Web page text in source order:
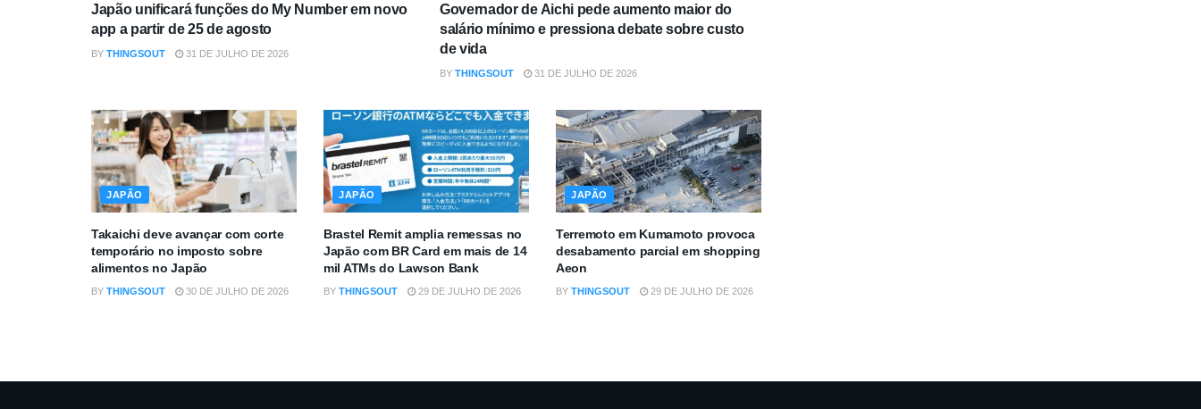
Japão unificará funções do My Number em novo
app a partir de 25 de agosto
BY THINGSOUT 31 DE JULHO DE 2026
Governador de Aichi pede aumento maior do
salário mínimo e pressiona debate sobre custo
de vida
BY THINGSOUT 31 DE JULHO DE 2026
JAPÃO
Takaichi deve avançar com corte
temporário no imposto sobre
alimentos no Japão
BY THINGSOUT 30 DE JULHO DE 2026
JAPÃO
Brastel Remit amplia remessas no
Japão com BR Card em mais de 14
mil ATMs do Lawson Bank
BY THINGSOUT 29 DE JULHO DE 2026
JAPÃO
Terremoto em Kumamoto provoca
desabamento parcial em shopping
Aeon
BY THINGSOUT 29 DE JULHO DE 2026